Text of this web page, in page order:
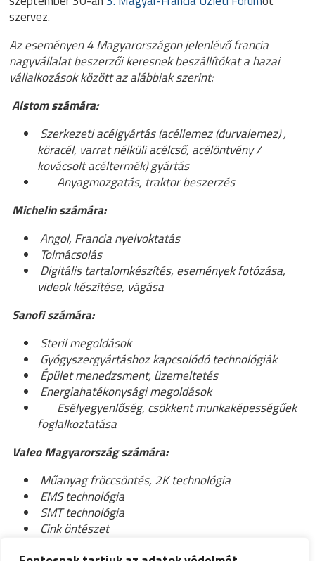
szervez.
Az eseményen 4 Magyarországon jelenlévő francia
nagyvállalat beszerzői keresnek beszállítókat a hazai
vállalkozások között az alábbiak szerint:
Alstom számára:
Szerkezeti acélgyártás (acéllemez (durvalemez) ,
köracél, varrat nélküli acélcső, acélöntvény /
kovácsolt acéltermék) gyártás
Anyagmozgatás, traktor beszerzés
Michelin számára:
Angol, Francia nyelvoktatás
Tolmácsolás
Digitális tartalomkészítés, események fotózása,
videok készítése, vágása
Sanofi számára:
Steril megoldások
Gyógyszergyártáshoz kapcsolódó technológiák
Épület menedzsment, üzemeltetés
Energiahatékonysági megoldások
Esélyegyenlőség, csökkent munkaképességűek
foglalkoztatása
Valeo Magyarország számára:
Műanyag fröccsöntés, 2K technológia
EMS technológia
SMT technológia
Cink öntészet